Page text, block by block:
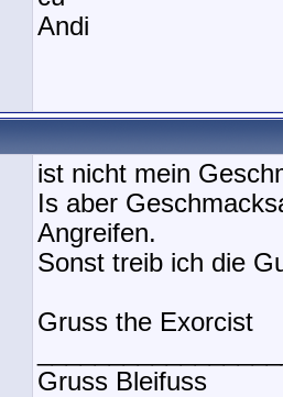
Andi
ist nicht mein
Is aber
Angreifen.
Sonst treib ich die
Gruss the Exorcist
Gruss Bleifuss